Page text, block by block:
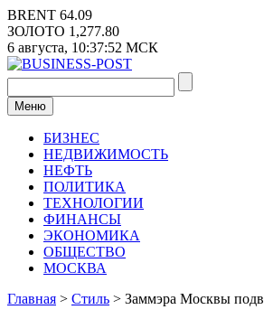
Перейти
к
содержимому
BRENT 64.09
ЗОЛОТО 1,277.80
6 августа, 10:37:53 МСК
Меню
БИЗНЕС
НЕДВИЖИМОСТЬ
НЕФТЬ
ПОЛИТИКА
ТЕХНОЛОГИИ
ФИНАНСЫ
ЭКОНОМИКА
ОБЩЕСТВО
МОСКВА
Главная > Стиль > Заммэра Москвы